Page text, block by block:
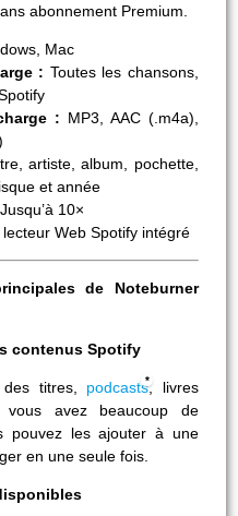
abonnement Premium.
Mac
: Toutes les chansons,
: MP3, AAC (.m4a),
artiste, album, pochette,
et année
Jusqu’à 10×
Web Spotify intégré
de Noteburner
contenus Spotify
des titres, podcasts, livres
avez beaucoup de
pouvez les ajouter à une
en une seule fois.